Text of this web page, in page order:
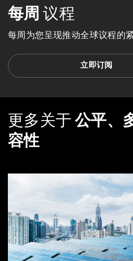
每周 议程
每周为您呈现推动全球议程的
立即订阅
更多关于 公平、
容性